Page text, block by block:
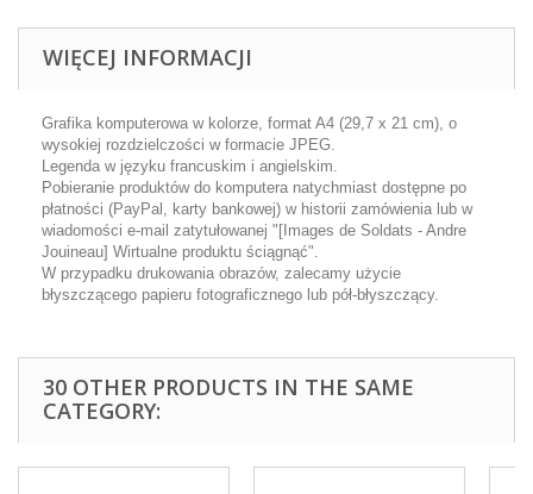
WIĘCEJ INFORMACJI
Grafika komputerowa w kolorze, format A4 (29,7 x 21 cm), o
wysokiej rozdzielczości w formacie JPEG.
Legenda w języku francuskim i angielskim.
Pobieranie produktów do komputera natychmiast dostępne po
płatności (PayPal, karty bankowej) w historii zamówienia lub w
wiadomości e-mail zatytułowanej "[Images de Soldats - Andre
Jouineau] Wirtualne produktu ściągnąć".
W przypadku drukowania obrazów, zalecamy użycie
błyszczącego papieru fotograficznego lub pół-błyszczący.
30 OTHER PRODUCTS IN THE SAME
CATEGORY: